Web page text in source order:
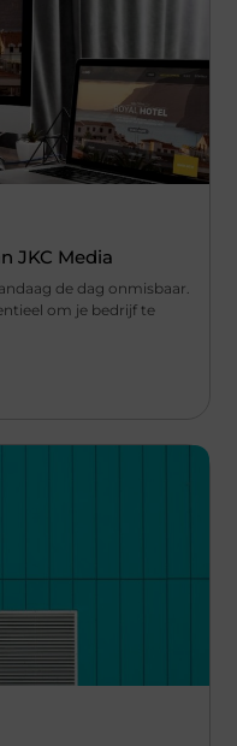
JKC Media
de dag onmisbaar.
om je bedrijf te